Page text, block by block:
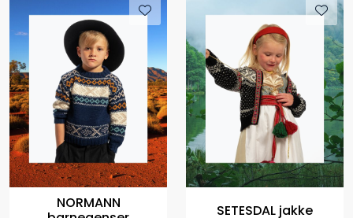
NORMANN
SETESDAL jakke